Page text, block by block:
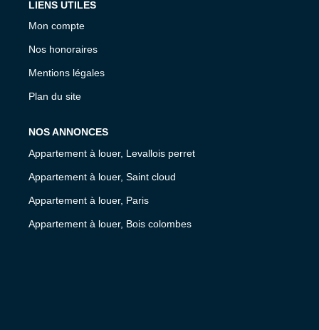
LIENS UTILES
Mon compte
Nos honoraires
Mentions légales
Plan du site
NOS ANNONCES
Appartement à louer, Levallois perret
Appartement à louer, Saint cloud
Appartement à louer, Paris
Appartement à louer, Bois colombes